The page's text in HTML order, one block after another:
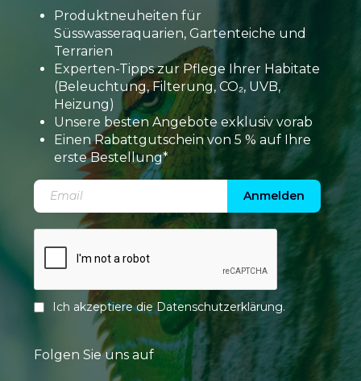
Produktneuheiten für
Süsswasseraquarien, Gartenteiche und
Terrarien
Experten-Tipps zur Pflege Ihrer Habitate
(Beleuchtung, Filterung, CO₂, UVB,
Heizung)
Unsere besten Angebote exklusiv vorab
Einen Rabattgutschein von 5 % auf Ihre
erste Bestellung*
Anmelden
Ich akzeptiere dieDatenschutzerklärung.
Folgen Sie uns auf